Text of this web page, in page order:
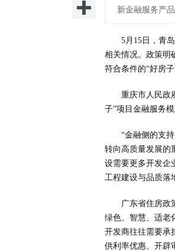
新金融服务产
5月15日，青
相关情况。政策明
符合条件的“好房
重庆市人民政
子”项目金融服务
“金融侧的支
转向高质量发展的
设需要更多开发企
工程建设与品质落
广东省住房政
绿色、智慧、适老
开发商往往需要承
供利率优惠、开辟